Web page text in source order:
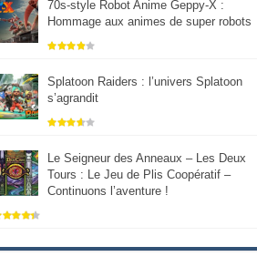
70s-style Robot Anime Geppy-X :
Hommage aux animes de super robots
Splatoon Raiders : l’univers Splatoon
s’agrandit
Le Seigneur des Anneaux – Les Deux
Tours : Le Jeu de Plis Coopératif –
Continuons l’aventure !